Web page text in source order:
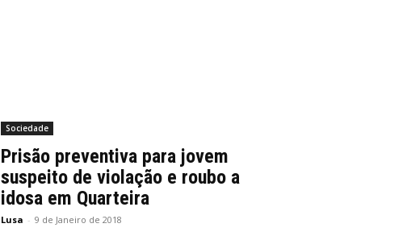
Sociedade
Prisão preventiva para jovem
suspeito de violação e roubo a
idosa em Quarteira
Lusa - 9 de Janeiro de 2018